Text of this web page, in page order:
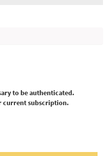
to be authenticated.
current subscription.